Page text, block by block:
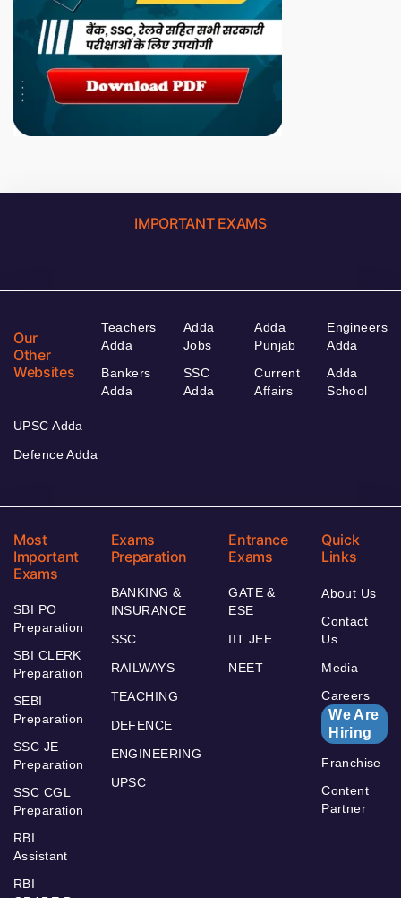
IMPORTANT EXAMS
Our
Other
Websites
Teachers
Adda
Bankers
Adda
Adda
Jobs
SSC
Adda
Adda
Punjab
Current
Affairs
Engineers
Adda
Adda
School
UPSC Adda
Defence Adda
Most
Important
Exams
SBI PO
Preparation
SBI CLERK
Preparation
SEBI
Preparation
SSC JE
Preparation
SSC CGL
Preparation
RBI
Assistant
RBI
Exams
Preparation
BANKING &
INSURANCE
SSC
RAILWAYS
TEACHING
DEFENCE
ENGINEERING
UPSC
Entrance
Exams
GATE &
ESE
IIT JEE
NEET
Quick
Links
About Us
Contact
Us
Media
Careers
We Are
Hiring
Franchise
Content
Partner